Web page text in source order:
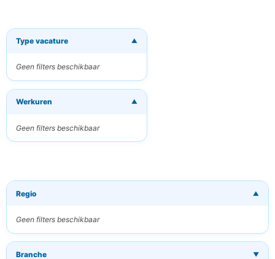
Type vacature ▼
Geen filters beschikbaar
Werkuren ▼
Geen filters beschikbaar
Regio ▼
Geen filters beschikbaar
Branche ▼